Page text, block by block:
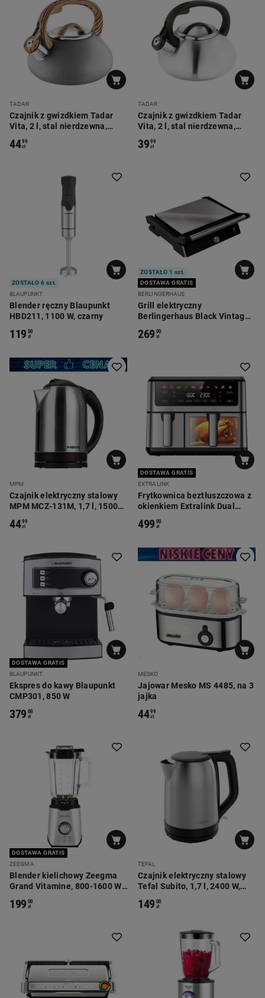
TADAR
Czajnik z gwizdkiem Tadar
Vita, 2 l, stal nierdzewna,
4499
zł
TADAR
Czajnik z gwizdkiem Tadar
Vita, 2 l, stal nierdzewna,
3999
zł
ZOSTAŁO 6 szt.
BLAUPUNKT
Blender ręczny Blaupunkt
HBD211, 1100 W, czarny
119 00
zł
ZOSTAŁO 1 szt.
DOSTAWA GRATIS
BERLINGERHAUS
Grill elektryczny
Berlingerhaus Black Vintage,
269 00
zł
MPM
Czajnik elektryczny stalowy
MPM MCZ-131M, 1,7 l, 1500
4499
zł
DOSTAWA GRATIS
EXTRALINK
Frytkownica beztłuszczowa z
okienkiem Extralink Dual
l i 3,5 l, srebrna
499 00
zł
DOSTAWA GRATIS
BLAUPUNKT
Ekspres do kawy Blaupunkt
CMP301, 850 W
379 00
zł
MESKO
Jajowar Mesko MS 4485, na 3
jajka
4499
zł
DOSTAWA GRATIS
ZEEGMA
Blender kielichowy Zeegma
Grand Vitamine, 800-1600 W,
199 00
zł
TEFAL
Czajnik elektryczny stalowy
Tefal Subito, 1,7 l, 2400 W,
149 00
zł